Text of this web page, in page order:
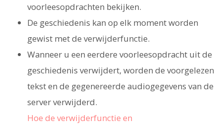
voorleesopdrachten bekijken.
De geschiedenis kan op elk moment worden
gewist met de verwijderfunctie.
Wanneer u een eerdere voorleesopdracht uit de
geschiedenis verwijdert, worden de voorgelezen
tekst en de gegenereerde audiogegevens van de
server verwijderd.
Hoe de verwijderfunctie en